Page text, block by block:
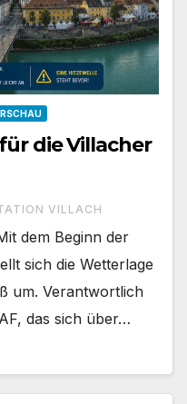
die Villacher
VILLACH
dem Beginn der
sich die Wetterlage
um. Verantwortlich
das sich über…